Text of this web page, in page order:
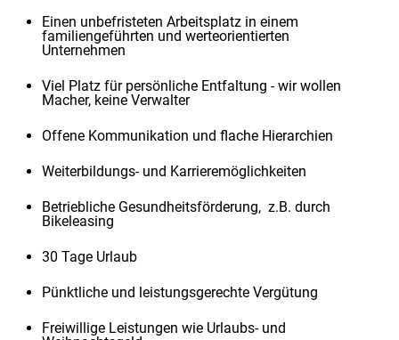
Einen unbefristeten Arbeitsplatz in einem
familiengeführten und werteorientierten
Unternehmen
Viel Platz für persönliche Entfaltung - wir wollen
Macher, keine Verwalter
Offene Kommunikation und flache Hierarchien
Weiterbildungs- und Karrieremöglichkeiten
Betriebliche Gesundheitsförderung, z.B. durch
Bikeleasing
30 Tage Urlaub
Pünktliche und leistungsgerechte Vergütung
Freiwillige Leistungen wie Urlaubs- und